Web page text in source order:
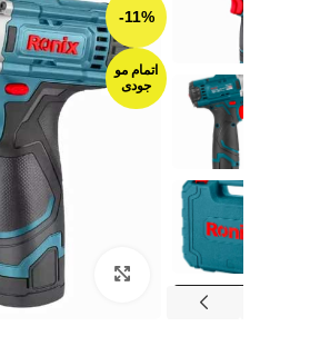
-11%
جودی
بزرگنمایی تصویر